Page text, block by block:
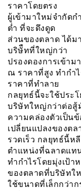
ราคาโดยตรง
ผู้เข้ามาใหม่จำกัด
ต่ำ ที่จะดึงดูด
ส่วนของตลาด ได้
บริษัืทที่ใหญ่กว่า
ปรองดองการเข้า
ณ ราคาที่สูง ทำกำ
ราคาที่ทำลาย
กลยุทธ์นี้จะใช้ประ
บริษัทใหญ่กว่าต่อสู้
ความคล่องตัวเป็น
เปลี่ยนแปลงของต
รวดเร็ว กลยุทธ์นี้ห
ตำแหน่งที่ฉลาดแท
ทำกำไรโดยมุ่งเป้
ของตลาดที่บริษัทใ
ใช้ขนาดที่เล็กกว่าก